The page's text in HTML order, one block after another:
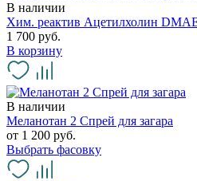
В наличии
Хим. реактив Ацетилхолин
1 700 руб.
В корзину
В наличии
Меланотан 2 Спрей для загара
от 1 200 руб.
Выбрать фасовку